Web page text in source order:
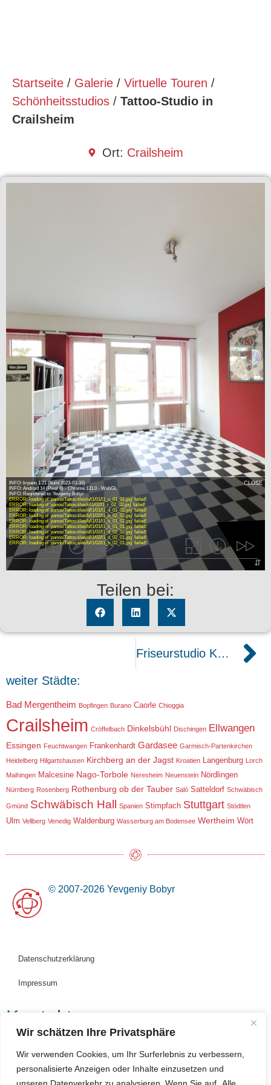
Wir schätzen Ihre Privatsphäre
Wir verwenden Cookies, um Ihr Surferlebnis zu verbessern,
personalisierte Anzeigen oder Inhalte einzusetzen und
Startseite / Galerie / Virtuelle Touren /
Schönheitsstudios / Tattoo-Studio in
Crailsheim
Ort: Crailsheim
Teilen bei:
Friseurstudio KammTori in Crailsheim
weiter Städte:
Bad Mergentheim Bopfingen Burano Caorle Chioggia
Crailsheim Cröffelbach Dinkelsbühl Dischingen Ellwangen
Essingen Feuchtwangen Frankenhardt Gardasee Garmisch-Partenkirchen
Heidelberg Hilgartshausen Kirchberg an der Jagst Kroatien Langenburg Lorch
Maihingen Malcesine Nago-Torbole Neresheim Neuenstein Nördlingen
Nürnberg Rosenberg Rothenburg ob der Tauber Salò Satteldorf Schwäbisch
Gmünd Schwäbisch Hall Spanien Stimpfach Stuttgart Stödtlen
Ulm Vellberg Venedig Waldenburg Wasserburg am Bodensee Wertheim Wört
© 2007-2026 Yevgeniy Bobyr
Datenschutzerklärung
Impressum
Kontakt